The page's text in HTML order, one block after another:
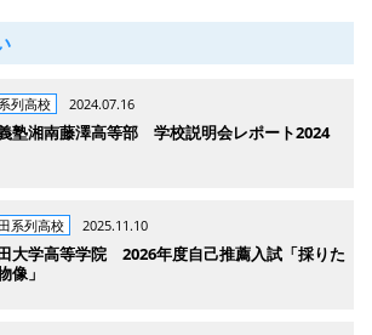
列高校 2024.07.16
塾湘南藤澤高等部 学校説明会レポート2024
系列高校 2025.11.10
大学高等学院 2026年度自己推薦入試「採りた
像」